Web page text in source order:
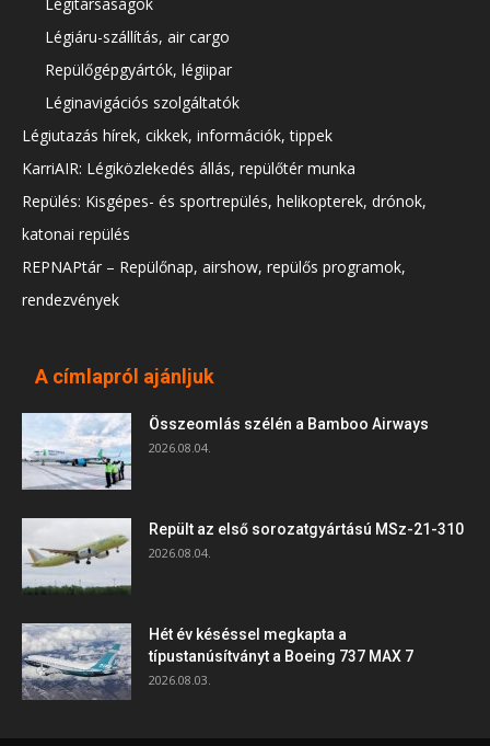
Légiáru-szállítás, air cargo
Repülőgépgyártók, légiipar
Léginavigációs szolgáltatók
Légiutazás hírek, cikkek, információk, tippek
KarriAIR: Légiközlekedés állás, repülőtér munka
Repülés: Kisgépes- és sportrepülés, helikopterek, drónok,
katonai repülés
REPNAPtár – Repülőnap, airshow, repülős programok,
rendezvények
A címlapról ajánljuk
Összeomlás szélén a Bamboo Airways
2026.08.04.
Repült az első sorozatgyártású MSz-21-310
2026.08.04.
Hét év késéssel megkapta a
típustanúsítványt a Boeing 737 MAX 7
2026.08.03.